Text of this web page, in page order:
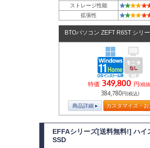
ストレージ性能 ★★★★★
拡張性 ★★★★★
BTOパソコン ZEFT R65T シリ
特価 349,800 円(税
384,780円(税込)
商品詳細 カスタマイズ・
EFFAシリーズ[送料無料!] ハイ
SSD